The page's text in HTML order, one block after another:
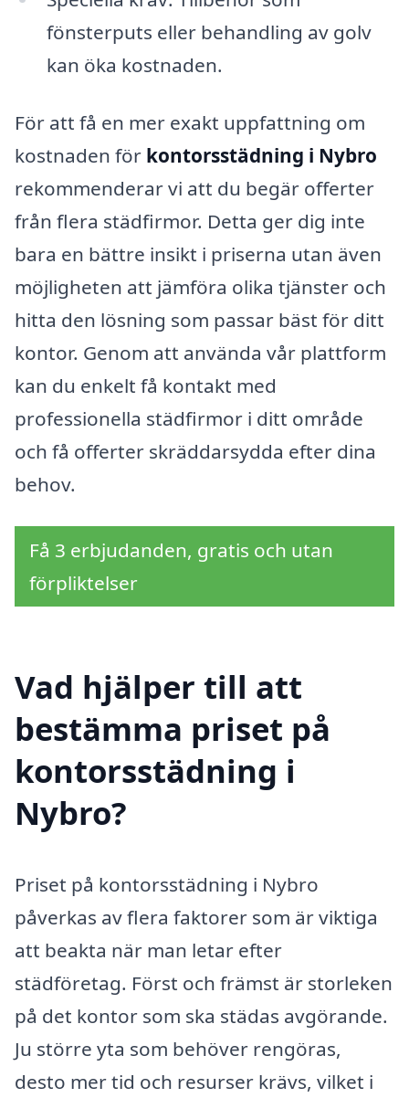
fönsterputs eller behandling av golv
kan öka kostnaden.
För att få en mer exakt uppfattning om
kostnaden för kontorsstädning i Nybro
rekommenderar vi att du begär offerter
från flera städfirmor. Detta ger dig inte
bara en bättre insikt i priserna utan även
möjligheten att jämföra olika tjänster och
hitta den lösning som passar bäst för ditt
kontor. Genom att använda vår plattform
kan du enkelt få kontakt med
professionella städfirmor i ditt område
och få offerter skräddarsydda efter dina
behov.
Få 3 erbjudanden, gratis och utan
förpliktelser
Vad hjälper till att
bestämma priset på
kontorsstädning i
Nybro?
Priset på kontorsstädning i Nybro
påverkas av flera faktorer som är viktiga
att beakta när man letar efter
städföretag. Först och främst är storleken
på det kontor som ska städas avgörande.
Ju större yta som behöver rengöras,
desto mer tid och resurser krävs, vilket i